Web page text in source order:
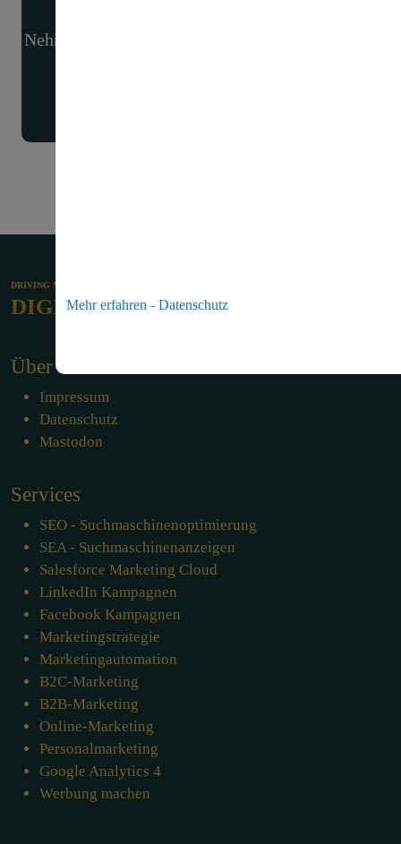
Mehr erfahren - Datenschutz
Nehmen Sie gerne Kontakt auf, wenn Sie Fragen
DRIVING MARKETING
DIGITAL
Über MARKETING PATE
Impressum
Datenschutz
Mastodon
Services
SEO - Suchmaschinenoptimierung
SEA - Suchmaschinenanzeigen
Salesforce Marketing Cloud
LinkedIn Kampagnen
Facebook Kampagnen
Marketingstrategie
Marketingautomation
B2C-Marketing
B2B-Marketing
Online-Marketing
Personalmarketing
Google Analytics 4
Werbung machen